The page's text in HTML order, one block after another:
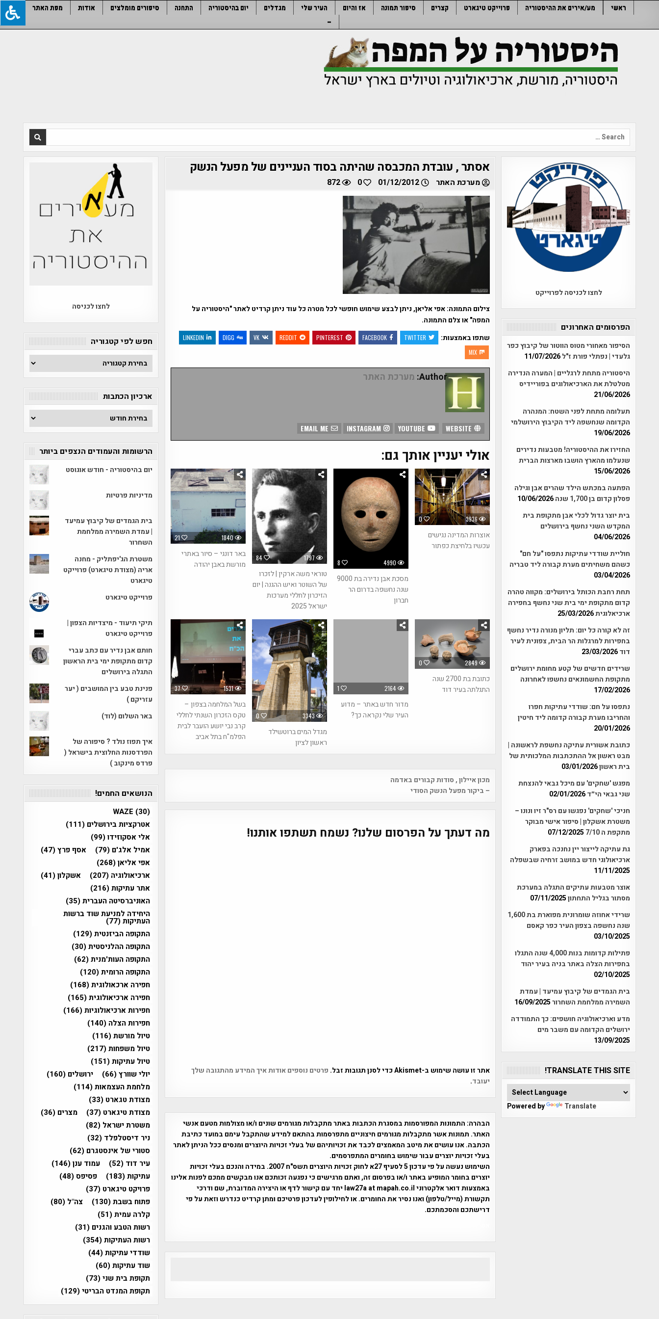
ראשי מע/אירים את ההיסטוריה פרוייקט טיגארט קצרים סיפור תמונה אז והיום העיר שלי מגדלים יום בהיסטוריה התחנה סיפורים מומלצים אודות
מפת האתר
–
Search
for:
אסתר , עובדת המכבסה שהיתה בסוד העניינים של מפעל הנשק
מערכת האתר 01/12/2012
0
872
צילום התמונה: אפי אליאן, ניתן לבצע שימוש חופשי לכל מטרה כל עוד ניתן קרדיט לאתר "היסטוריה על
המפה" או צלם התמונה.
שתפו באמצעות:
TWITTER
FACEBOOK
PINTEREST
REDDIT
VK
DIGG
LINKEDIN
MIX
Author: מערכת האתר
INSTAGRAM
אולי יעניין אותך גם:
21 1840
באר דונגי – סיור באתרי
מורשת באבן יהודה
84 1797
טוראי משה ארקין | לזכרו
של השוטר ואיש ההגנה | יום
הזיכרון לחללי מערכות
ישראל 2025
8 4990
מסכת אבן נדירה בת 9000
שנה נחשפה בדרום הר
חברון
0 3936
אוצרות המדינה נגישים
עכשיו בלחיצת כפתור
37 1531
בשל המלחמה בצפון –
טקס הזכרון השנתי לחללי
קרב נבי יושע הועבר לבית
הפלמ"ח בתל אביב
0 3343
מגדל המים ברוטשילד
ראשון לציון
1 2164
מדור חדש באתר – מדוע
העיר שלי נקראה כך?
0 2849
כתובת בת 2700 שנה
התגלתה בעיר דוד
Post
navigation
מכון איילון , סודות קבורים באדמה
– ביקור מפעל הנשק הסודי
מה דעתך על הפרסום שלנו? נשמח תשתפו אותנו!
אתר זו עושה שימוש ב-Akismet כדי לסנן תגובות זבל.
פרטים נוספים אודות איך המידע מהתגובה שלך
יעובד.
הבהרה: התמונות המפורסמות במסגרת הכתבות באתר מתקבלות מגורמים שונים ו/או מצולמות מטעם אנשי
האתר. תמונות אשר מתקבלות מגורמים חיצוניים מתפרסמות בהתאם למידע שהתקבל עימם במועד כתיבת
הכתבה. אנו עושים את מיטב המאמצים לכבד את זכויותיהם של בעלי זכויות היוצרים ומנסים ככל הניתן לאתר
בעלי זכויות יוצרים עבור שימוש בחומרים המתפרסמים.
השימוש נעשה על פי עדכון 5 לסעיף 27א לחוק זכויות היוצרים תשס"ח 2007. במידה והנכם בעלי זכויות
יוצרים בחומר המופיע באתר ו/או בפרסום זה, ואתם מרגישים כי נפגעה זכותכם אנו מבקשים ממכם לפנות אלינו
באמצעות דואר אלקטרוני law27a at mapah.co.il יחד עם קישור לדף או היצירה המדוברת, שם ודרכי
תקשורת (מייל/טלפון) ואנו נסיר את החומרים. או לחילופין לעדכון פרטיכם ומתן קרדיט כנדרש וזאת על פי
דרישתכם והסכמתכם.
לחצו לכניסה לפרוייקט
הפרסומים האחרונים
הסיפור מאחורי מטוס הווטור של קיבוץ כפר
גלעדי | נפתלי פורת ז"ל11/07/2026
היסטוריה מתחת לרגליים | המערה הנדירה
מטלטלת את הארכיאולוגים בפוריידיס
21/06/2026
תעלומה מתחת לפני השטח: המנהרה
הקדומה שנחשפה ליד הקיבוץ הירושלמי
19/06/2026
החזירו את ההיסטוריה! מטבעות נדירים
שנעלמו מהארץ הושבו מארצות הברית
15/06/2026
הפתעה במכתש הילד שהרים אבן וגילה
פסלון קדום בן 1,700 שנה
10/06/2026
בית יוצר גדול לכלי אבן מתקופת בית
המקדש השני נחשף בירושלים
04/06/2026
חוליית שודדי עתיקות נתפסו "על חם"
כשהם משחיתים מערת קבורה ליד טבריה
03/04/2026
תחת רחבת הכותל בירושלים: מקווה טהרה
קדום מתקופת ימי בית שני נחשף בחפירה
ארכיאלוגית25/03/2026
זה לא קורה כל יום: תליון מנורה נדיר נחשף
בחפירות למרגלות הר הבית, צפונית לעיר
דוד23/03/2026
שרידים חדשים של קטע מחומת ירושלים
מתקופת החשמונאים נחשפו לאחרונה
17/02/2026
נתפסו על חם: שודדי עתיקות חפרו
והחריבו מערת קבורה קדומה ליד חיטין
20/01/2026
כתובת אשורית עתיקה נחשפת לראשונה |
מבט ראשון אל ההתכתבות המלכותית של
בית ראשון03/01/2026
מפגש 'שחקים' עם מיכל גבאי להנצחת
שני גבאי הי״ד02/01/2026
חניכי 'שחקים' נפגשו עם רס"ר זיו ונונו –
משטרת אשקלון | סיפור אישי מבוקר
מתקפת ה 7/10
07/12/2025
גת עתיקה לייצור יין נחנכה בפארק
ארכיאולוגי חדש במושב זרחיה שבשפלה
11/11/2025
אוצר מטבעות עתיקים התגלה במערכת
מסתור בגליל התחתון07/11/2025
שרידי אחוזה שומרונית מפוארת בת 1,600
שנה נחשפה בצפון העיר כפר קאסם
03/10/2025
פתילות קדומות בנות 4,000 שנה התגלו
בחפירות הצלה באתר בניה בעיר יהוד
02/10/2025
בית הגמדים של קיבוץ עמיעד | עמדת
השמירה ממלחמת השחרור16/09/2025
מדע וארכיאולוגיה חושפים: כך התמודדה
ירושלים הקדומה עם משבר מים
13/09/2025
TRANSLATE THIS SITE!
Powered by Translate
לחצו לכניסה
חפש לפי קטגוריה
חפש
לפי
קטגוריה
ארכיון הכתבות
ארכיון
הכתבות
הרשומות והעמודים הנצפים ביותר
יום בהיסטוריה - חודש אוגוסט
מדיניות פרטיות
בית הגמדים של קיבוץ עמיעד
| עמדת השמירה ממלחמת
השחרור
משטרת הג'יפתליק - מחנה
אריה (מצודת טיגארט) פרוייקט
טיגארט
פרוייקט טיגארט
תיקי תיעוד - מיצדיות הצפון |
פרוייקט טיגארט
חותם אבן נדיר עם כתב עברי
קדום מתקופת ימי בית הראשון
התגלה בירושלים
פנינת טבע בין המושבים ( יער
עזריקם )
באר השלום (לוד)
איך תפוז נולד ? סיפורה של
הפרדסנות החלוצית בישראל (
פרדס מינקוב )
הנושאים החמים!
WAZE (30)
אטרקציות בירושלים (111)
אלי אסקוזידו(99)
אמיל אלג'ם (79) אסף פרץ(47)
אפי אליאן(268)
ארכיאולוגיה (207) אשקלון(41)
אתר עתיקות(216)
האוניברסיטה העברית(35)
היחידה למניעת שוד ברשות
העתיקות(77)
התקופה הביזנטית(129)
התקופה ההלניסטית(30)
התקופה העות'מנית(62)
התקופה הרומית(120)
חפירה ארכאולוגית(168)
חפירה ארכיאולוגית(165)
חפירות ארכיאולוגיות(166)
חפירות הצלה (140)
טיול מורשת(116)
טיול משפחות(217)
טיול עתיקות(151)
יולי שוורץ(66) ירושלים (160)
מלחמת העצמאות(114)
מצודת טגארט (33)
מצודת טיגארט (37) מצרים (36)
משטרת ישראל (82)
ניר דיסטלפלד (32)
סטורי של אינסטגרם (62)
עיר דוד (52) עמוד ענן(146)
עתיקות(183) פסיפס(48)
פרויקט טיגארט (37)
פתוח בשבת(130) צה"ל (80)
קלרה עמית(51)
רשות הטבע והגנים (31)
רשות העתיקות(354)
שודדי עתיקות(44)
שוד עתיקות(60)
תקופת בית שני(73)
תקופת המנדט הבריטי(129)